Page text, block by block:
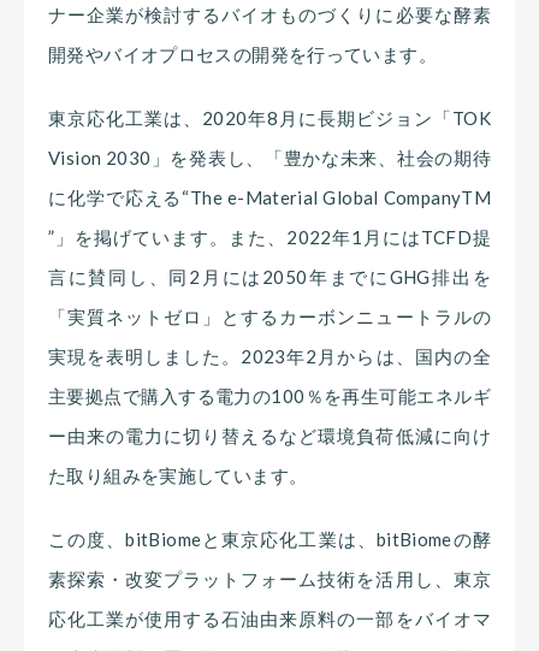
ナー企業が検討するバイオものづくりに必要な酵素
開発やバイオプロセスの開発を行っています。
東京応化工業は、2020年8月に長期ビジョン「TOK
Vision 2030」を発表し、「豊かな未来、社会の期待
に化学で応える“The e-Material Global CompanyTM
”」を掲げています。また、2022年1月にはTCFD提
言に賛同し、同2月には2050年までにGHG排出を
「実質ネットゼロ」とするカーボンニュートラルの
実現を表明しました。2023年2月からは、国内の全
主要拠点で購入する電力の100％を再生可能エネルギ
ー由来の電力に切り替えるなど環境負荷低減に向け
た取り組みを実施しています。
この度、bitBiomeと東京応化工業は、bitBiomeの酵
素探索・改変プラットフォーム技術を活用し、東京
応化工業が使用する石油由来原料の一部をバイオマ